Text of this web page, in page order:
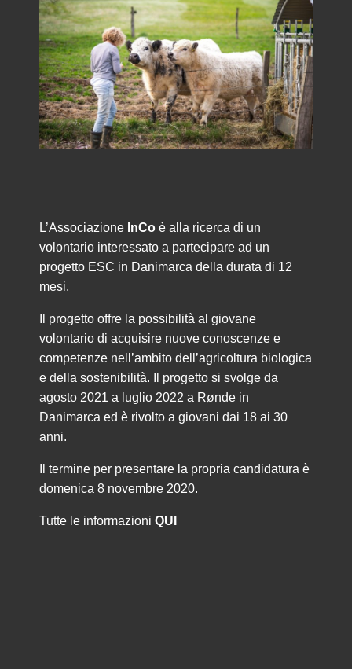
L’Associazione InCo è alla ricerca di un
volontario interessato a partecipare ad un
progetto ESC in Danimarca della durata di 12
mesi.
Il progetto offre la possibilità al giovane
volontario di acquisire nuove conoscenze e
competenze nell’ambito dell’agricoltura biologica
e della sostenibilità. Il progetto si svolge da
agosto 2021 a luglio 2022 a Rønde in
Danimarca ed è rivolto a giovani dai 18 ai 30
anni.
Il termine per presentare la propria candidatura è
domenica 8 novembre 2020.
Tutte le informazioni QUI